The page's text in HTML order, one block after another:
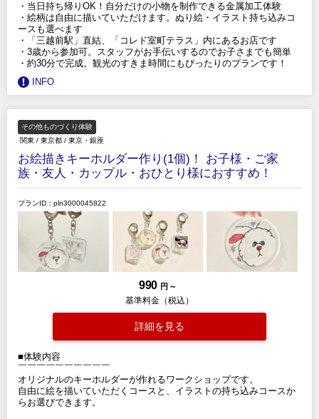
・当日持ち帰りOK！自分だけの小物を制作できる金属加工体験
・絵柄は自由に描いていただけます。ぬり絵・イラスト持ち込みコ
ースも選べます
・「三越前駅」直結、「コレド室町テラス」内にあるお店です
・3歳から参加可。スタッフがお手伝いするのでお子さまでも簡単
・約30分で完成。観光のすきま時間にもぴったりのプランです！
INFO
その他ものづくり体験
関東 / 東京都 / 東京・銀座
お絵描きキーホルダー作り(1個)！ お子様・ご家
族・友人・カップル・おひとり様におすすめ！
プランID：pln3000045822
990 円 ～
基準料金（税込）
詳細を見る
■体験内容
￣￣￣￣￣￣￣￣￣￣
オリジナルのキーホルダーが作れるワークショップです。
自由に絵を描いていただくコースと、イラストの持ち込みコースか
らお選びできます。